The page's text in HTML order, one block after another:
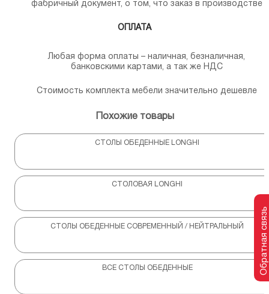
фабричный документ, о том, что заказ в производстве
ОПЛАТА
Любая форма оплаты – наличная, безналичная,
банковскими картами, а так же НДС
Стоимость комплекта мебели значительно дешевле
Похожие товары
СТОЛЫ ОБЕДЕННЫЕ LONGHI
СТОЛОВАЯ LONGHI
СТОЛЫ ОБЕДЕННЫЕ СОВРЕМЕННЫЙ / НЕЙТРАЛЬНЫЙ
ВСЕ СТОЛЫ ОБЕДЕННЫЕ Обратная связь